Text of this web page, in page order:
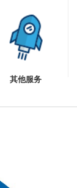
其他服务